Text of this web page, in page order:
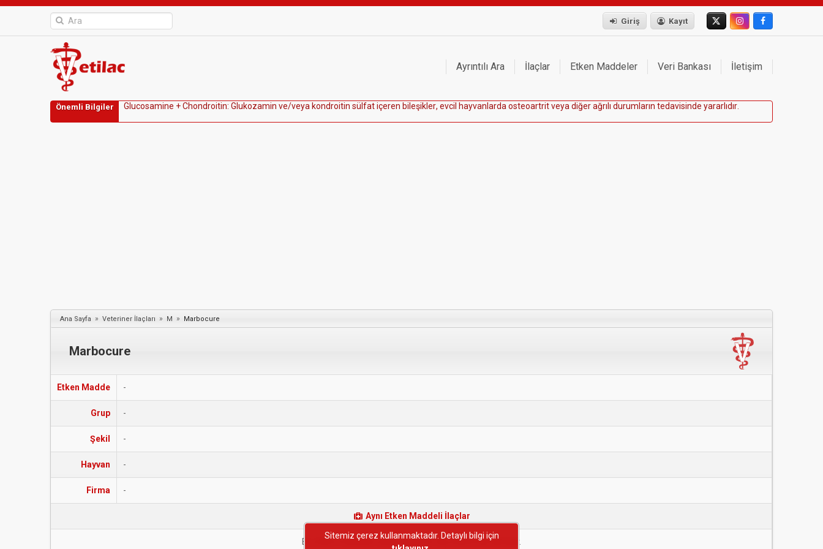
Giriş Kayıt
Ayrıntılı Ara İlaçlar Etken Maddeler Veri Bankası İletişim
Önemli Bilgiler G ucosamine +Chondroitin: G ukozamin ve/veya kondroitin sü fatiçeren bi eşiker, evci hayvan arda osteoartritveya diğerağrı ı durum arın tedavisinde yararıdır
Ana Sayfa » Veteriner İlaçları » M » Marbocure
Marbocure
Etken Madde -
Grup -
Şekil -
Hayvan -
Firma -
Aynı Etken Maddeli İlaçlar
Bu etken maddeye sahip başka bir ilaç bulunmamaktadır.
Sitemiz çerez kullanmaktadır. Detaylı bilgi için